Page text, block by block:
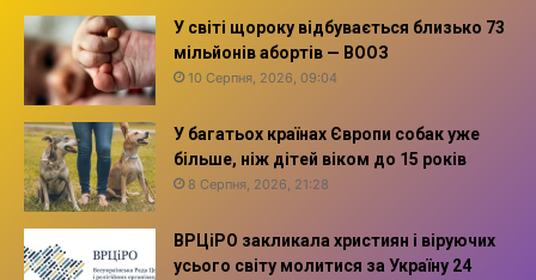
У світі щороку відбувається близько 73
мільйонів абортів — ВООЗ
10 Серпня, 2026, 09:04
У багатьох країнах Європи собак уже
більше, ніж дітей віком до 15 років
8 Серпня, 2026, 21:28
ВРЦіРО закликала християн і віруючих
усього світу молитися за Україну 24